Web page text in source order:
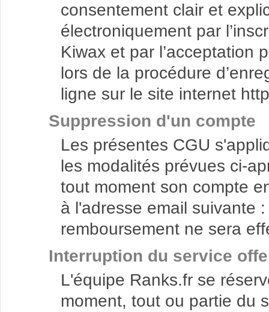
consentement clair et
électroniquement par
Kiwax et par l’acceptation
lors de la procédure
ligne sur le site internet
Suppression d'un compte
Les présentes CGU
les modalités prévues ci-
tout moment son compte
à l'adresse email suivante
remboursement ne sera
Interruption du service
L'équipe Ranks.fr se
moment, tout ou partie du